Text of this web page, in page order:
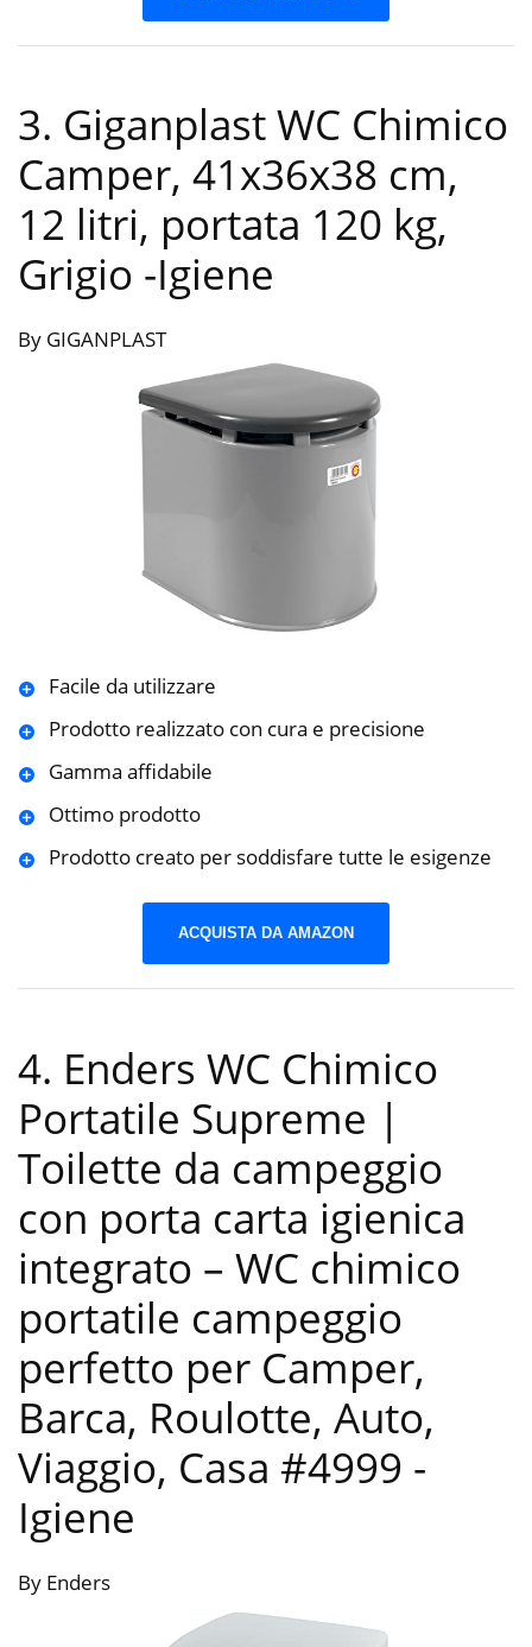
3. Giganplast WC Chimico
Camper, 41x36x38 cm,
12 litri, portata 120 kg,
Grigio -Igiene
By GIGANPLAST
Facile da utilizzare
Prodotto realizzato con cura e precisione
Gamma affidabile
Ottimo prodotto
Prodotto creato per soddisfare tutte le esigenze
ACQUISTA DA AMAZON
4. Enders WC Chimico
Portatile Supreme |
Toilette da campeggio
con porta carta igienica
integrato – WC chimico
portatile campeggio
perfetto per Camper,
Barca, Roulotte, Auto,
Viaggio, Casa #4999 -
Igiene
By Enders